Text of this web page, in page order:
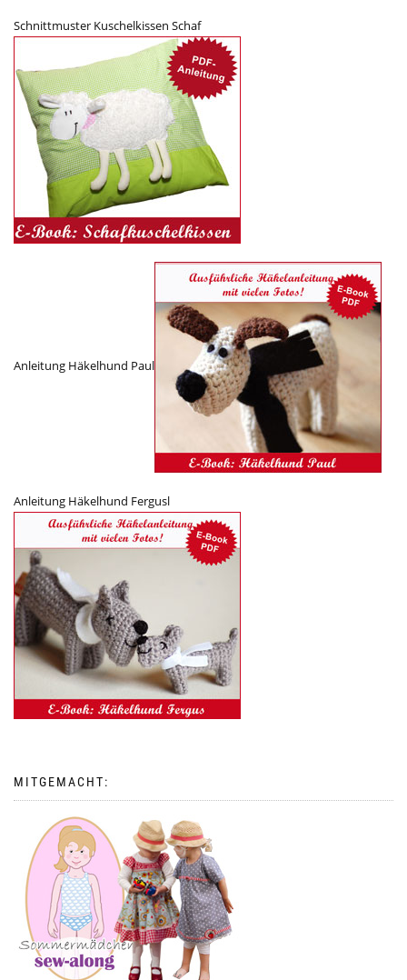
Schnittmuster Kuschelkissen Schaf
Anleitung Häkelhund Paul
Anleitung Häkelhund Fergusl
MITGEMACHT: